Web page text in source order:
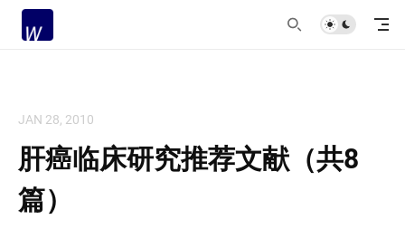
JAN 28, 2010
肝癌临床研究推荐文献（共8
篇）